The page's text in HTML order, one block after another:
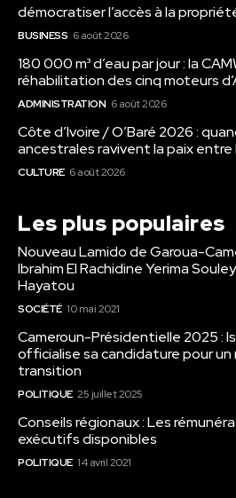
démocratiser l’accès à la
BUSINESS 6 août 2026
180 000 m³ d’eau par jour : la
réhabilitation des cinq moteurs
ADMINISTRATION 6 août 2026
Côte d’Ivoire / O’Baré 2026 :
ancestrales ravivent la paix entre
CULTURE 6 août 2026
Les plus populaires
Nouveau Lamido de Garoua-
Ibrahim El Rachidine Yerima
Hayatou
SOCIÉTÉ 10 mai 2021
Cameroun-Présidentielle 2025 :
officialise sa candidature pour
transition
POLITIQUE 25 juillet 2025
Conseils régionaux : Les
exécutifs disponibles
POLITIQUE 14 avril 2021